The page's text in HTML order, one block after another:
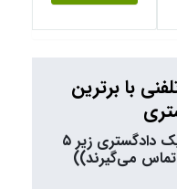
با برترین
((بعد از پرداخت، وکیل پایه یک دادگستری زیر ۵
می‌گیرند))